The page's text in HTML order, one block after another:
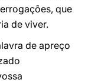
que
de viver.
de apreço